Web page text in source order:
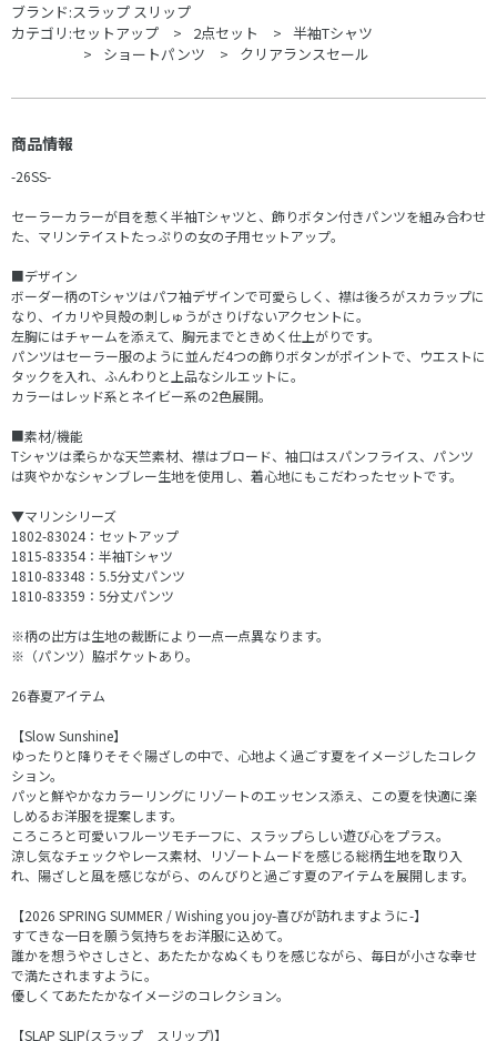
ブランド:スラップ スリップ
カテゴリ:セットアップ 2点セット
半袖Tシャツ
ショートパンツ
クリアランスセール
商品情報
-26SS-
セーラーカラーが目を惹く半袖Tシャツと、飾りボタン付きパンツを組み合わせ
た、マリンテイストたっぷりの女の子用セットアップ。
■デザイン
ボーダー柄のTシャツはパフ袖デザインで可愛らしく、襟は後ろがスカラップに
なり、イカリや貝殻の刺しゅうがさりげないアクセントに。
左胸にはチャームを添えて、胸元までときめく仕上がりです。
パンツはセーラー服のように並んだ4つの飾りボタンがポイントで、ウエストに
タックを入れ、ふんわりと上品なシルエットに。
カラーはレッド系とネイビー系の2色展開。
■素材/機能
Tシャツは柔らかな天竺素材、襟はブロード、袖口はスパンフライス、パンツ
は爽やかなシャンブレー生地を使用し、着心地にもこだわったセットです。
▼マリンシリーズ
1802-83024：セットアップ
1815-83354：半袖Tシャツ
1810-83348：5.5分丈パンツ
1810-83359：5分丈パンツ
※柄の出方は生地の裁断により一点一点異なります。
※（パンツ）脇ポケットあり。
26春夏アイテム
【Slow Sunshine】
ゆったりと降りそそぐ陽ざしの中で、心地よく過ごす夏をイメージしたコレク
ション。
パッと鮮やかなカラーリングにリゾートのエッセンス添え、この夏を快適に楽
しめるお洋服を提案します。
ころころと可愛いフルーツモチーフに、スラップらしい遊び心をプラス。
涼し気なチェックやレース素材、リゾートムードを感じる総柄生地を取り入
れ、陽ざしと風を感じながら、のんびりと過ごす夏のアイテムを展開します。
【2026 SPRING SUMMER / Wishing you joy-喜びが訪れますように-】
すてきな一日を願う気持ちをお洋服に込めて。
誰かを想うやさしさと、あたたかなぬくもりを感じながら、毎日が小さな幸せ
で満たされますように。
優しくてあたたかなイメージのコレクション。
【SLAP SLIP(スラップ スリップ)】